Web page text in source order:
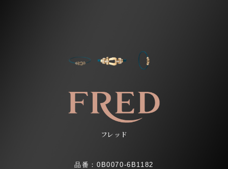
フレッド
品番：0B0070-6B1182